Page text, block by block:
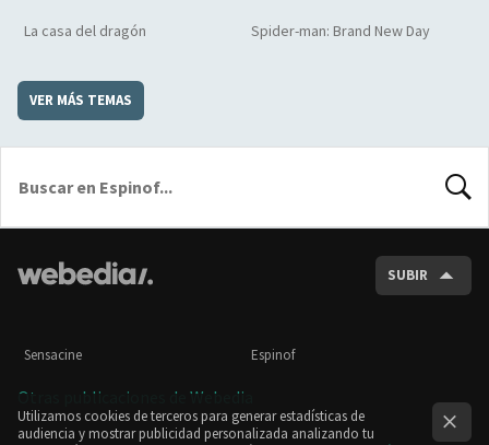
La casa del dragón Spider-man: Brand New Day
VER MÁS TEMAS
SUBIR
Sensacine Espinof
Otras publicaciones de Webedia
Utilizamos cookies de terceros para generar estadísticas de
audiencia y mostrar publicidad personalizada analizando tu